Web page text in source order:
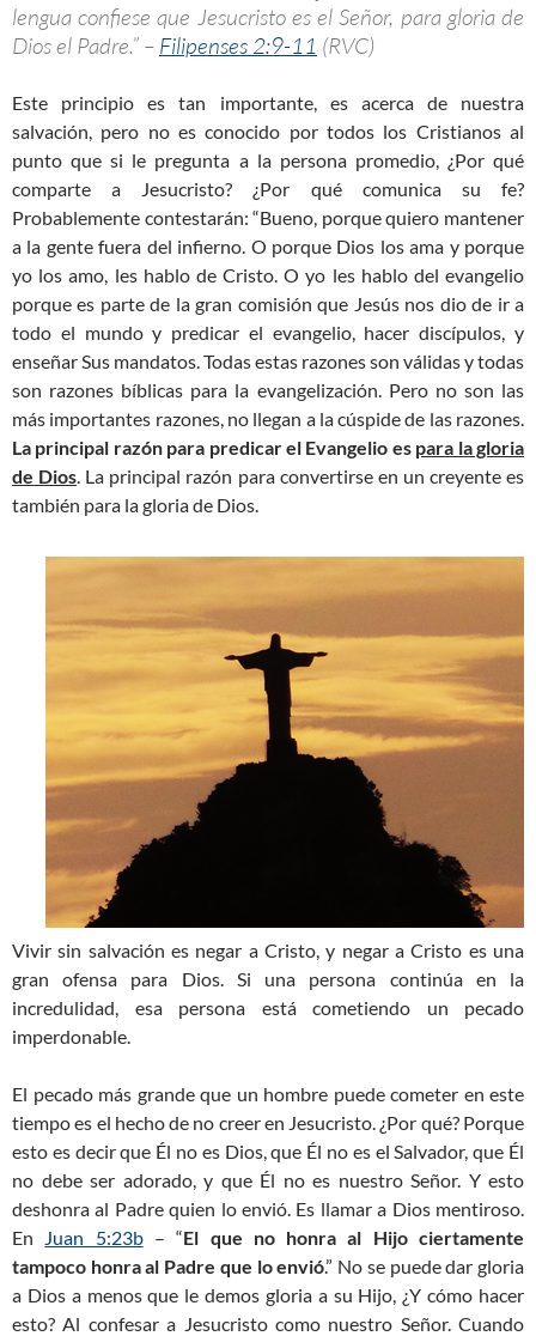
lengua confiese que Jesucristo es el Señor, para gloria de
Dios el Padre.” – Filipenses 2:9-11 (RVC)
Este principio es tan importante, es acerca de nuestra
salvación, pero no es conocido por todos los Cristianos al
punto que si le pregunta a la persona promedio, ¿Por qué
comparte a Jesucristo? ¿Por qué comunica su fe?
Probablemente contestarán: “Bueno, porque quiero mantener
a la gente fuera del infierno. O porque Dios los ama y porque
yo los amo, les hablo de Cristo. O yo les hablo del evangelio
porque es parte de la gran comisión que Jesús nos dio de ir a
todo el mundo y predicar el evangelio, hacer discípulos, y
enseñar Sus mandatos. Todas estas razones son válidas y todas
son razones bíblicas para la evangelización. Pero no son las
más importantes razones, no llegan a la cúspide de las razones.
La principal razón para predicar el Evangelio es para la gloria
de Dios. La principal razón para convertirse en un creyente es
también para la gloria de Dios.
Vivir sin salvación es negar a Cristo, y negar a Cristo es una
gran ofensa para Dios. Si una persona continúa en la
incredulidad, esa persona está cometiendo un pecado
imperdonable.
El pecado más grande que un hombre puede cometer en este
tiempo es el hecho de no creer en Jesucristo. ¿Por qué? Porque
esto es decir que Él no es Dios, que Él no es el Salvador, que Él
no debe ser adorado, y que Él no es nuestro Señor. Y esto
deshonra al Padre quien lo envió. Es llamar a Dios mentiroso.
En Juan 5:23b– “El que no honra al Hijo ciertamente
tampoco honra al Padre que lo envió.” No se puede dar gloria
a Dios a menos que le demos gloria a su Hijo, ¿Y cómo hacer
esto? Al confesar a Jesucristo como nuestro Señor. Cuando